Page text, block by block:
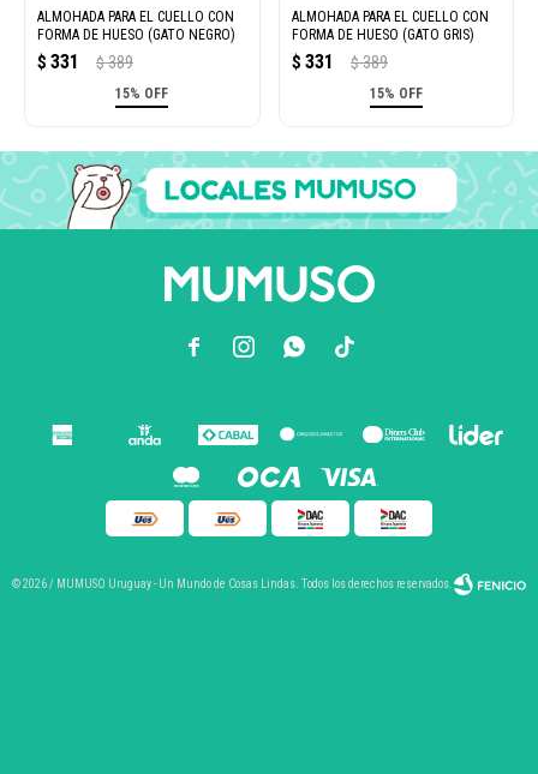
ALMOHADA PARA EL CUELLO CON
FORMA DE HUESO (GATO NEGRO)
$ 331 $ 389
15% OFF
ALMOHADA PARA EL CUELLO CON
FORMA DE HUESO (GATO GRIS)
$ 331 $ 389
15% OFF
  
© 2026 / MUMUSO Uruguay - Un Mundo de Cosas Lindas. Todos los derechos reservados.